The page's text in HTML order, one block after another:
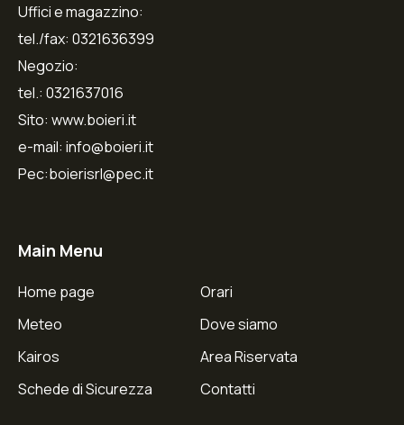
Uffici e magazzino:
tel./fax: 0321636399
Negozio:
tel.: 0321637016
Sito: www.boieri.it
e-mail: info@boieri.it
Pec:boierisrl@pec.it
Main Menu
Home page
Meteo
Kairos
Schede di Sicurezza
Orari
Dove siamo
Area Riservata
Contatti